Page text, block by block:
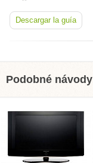
Descargar la guía
Podobné návody